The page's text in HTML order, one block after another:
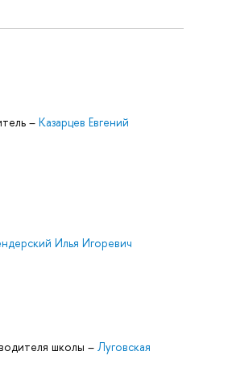
– Казарцев Евгений
Илья Игоревич
школы – Луговская